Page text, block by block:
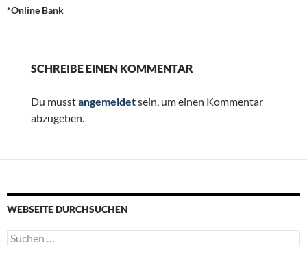
*Online Bank
SCHREIBE EINEN KOMMENTAR
Du musstangemeldetsein, um einen Kommentar
abzugeben.
WEBSEITE DURCHSUCHEN
Suchen
nach: